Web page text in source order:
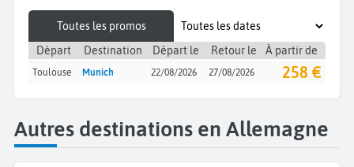
Toutes les promos
Départ
Destination Départ le Retour le À partir de
Toulouse Munich 22/08/2026 27/08/2026 258 €
Autres destinations en Allemagne